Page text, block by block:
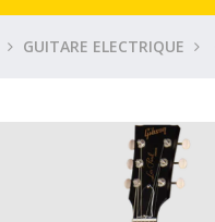
GUITARE ELECTRIQUE